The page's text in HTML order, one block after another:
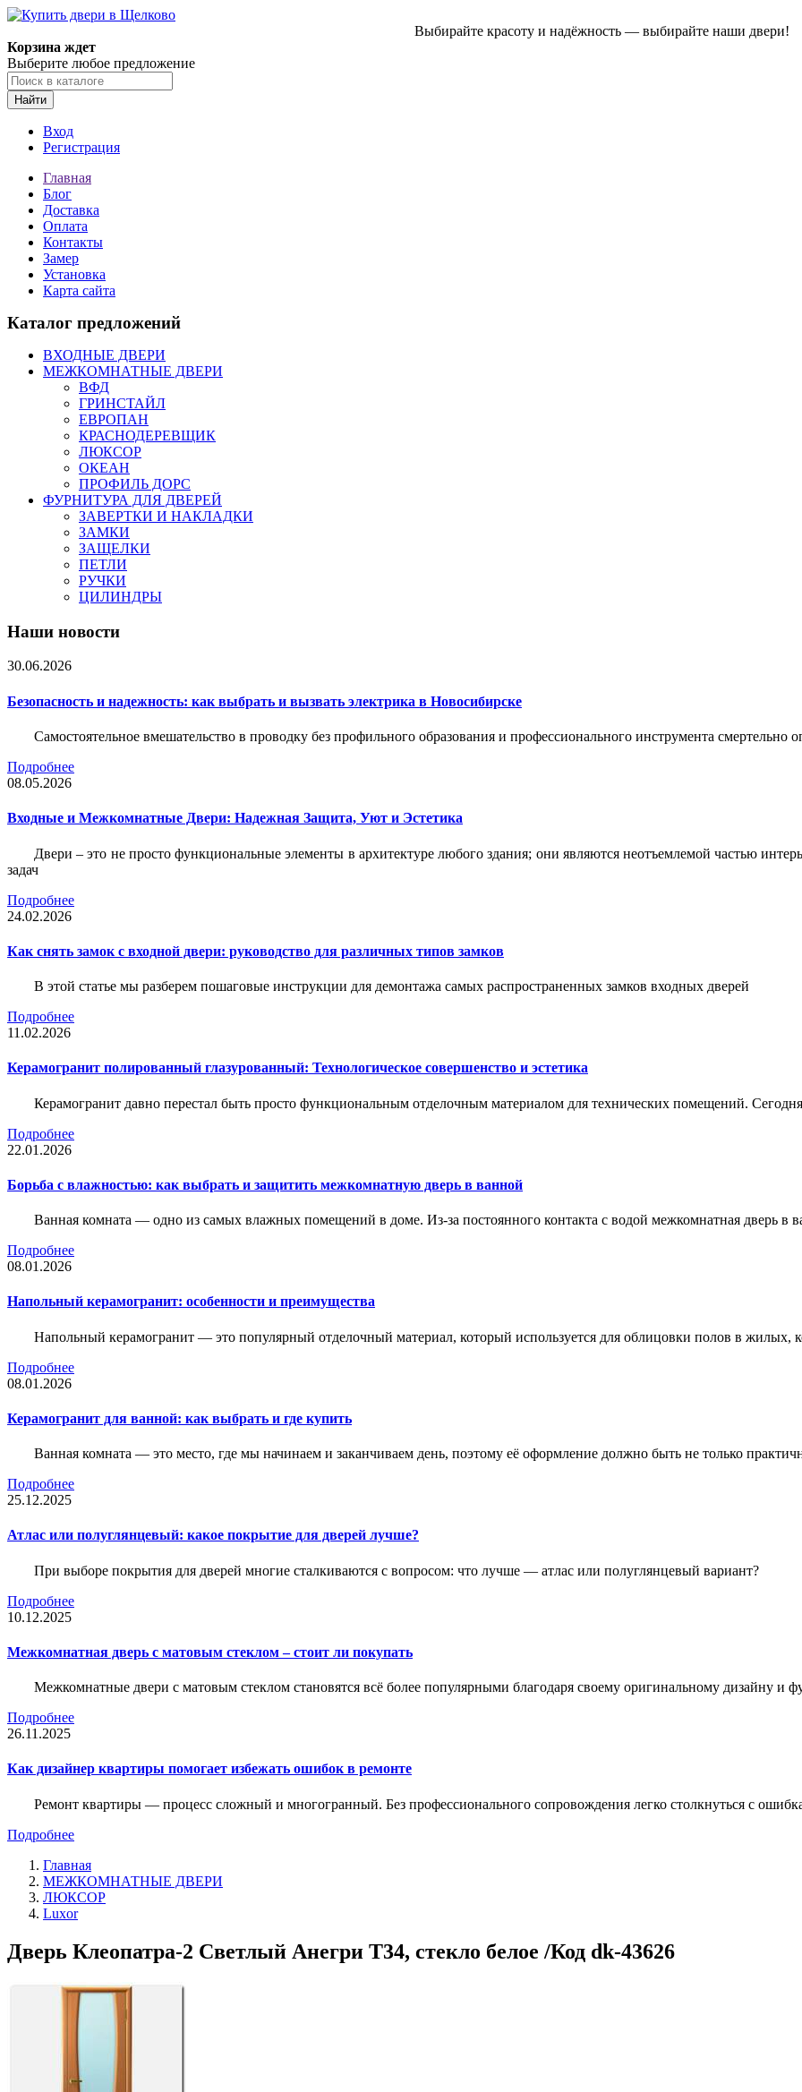
Выбирайте красоту и надёжность — выбирайте наши двери!
Корзина ждет
Выберите любое предложение
Найти
Вход
Регистрация
Главная
Блог
Доставка
Оплата
Контакты
Замер
Установка
Карта сайта
Каталог предложений
ВХОДНЫЕ ДВЕРИ
МЕЖКОМНАТНЫЕ ДВЕРИ
ВФД
ГРИНСТАЙЛ
ЕВРОПАН
КРАСНОДЕРЕВЩИК
ЛЮКСОР
ОКЕАН
ПРОФИЛЬ ДОРС
ФУРНИТУРА ДЛЯ ДВЕРЕЙ
ЗАВЕРТКИ И НАКЛАДКИ
ЗАМКИ
ЗАЩЕЛКИ
ПЕТЛИ
РУЧКИ
ЦИЛИНДРЫ
Наши новости
30.06.2026
Безопасность и надежность: как выбрать и вызвать электрика в Новосибирске
Самостоятельное вмешательство в проводку без профильного образования и профессионального инструмента смертельно
Подробнее
08.05.2026
Входные и Межкомнатные Двери: Надежная Защита, Уют и Эстетика
Двери – это не просто функциональные элементы в архитектуре любого здания; они являются неотъемлемой частью
задач
Подробнее
24.02.2026
Как снять замок с входной двери: руководство для различных типов замков
В этой статье мы разберем пошаговые инструкции для демонтажа самых распространенных замков входных дверей
Подробнее
11.02.2026
Керамогранит полированный глазурованный: Технологическое совершенство и эстетика
Керамогранит давно перестал быть просто функциональным отделочным материалом для технических помещений.
Подробнее
22.01.2026
Борьба с влажностью: как выбрать и защитить межкомнатную дверь в ванной
Ванная комната — одно из самых влажных помещений в доме. Из-за постоянного контакта с водой межкомнатная дверь в
Подробнее
08.01.2026
Напольный керамогранит: особенности и преимущества
Напольный керамогранит — это популярный отделочный материал, который используется для облицовки полов в
Подробнее
08.01.2026
Керамогранит для ванной: как выбрать и где купить
Ванная комната — это место, где мы начинаем и заканчиваем день, поэтому её оформление должно быть не только
Подробнее
25.12.2025
Атлас или полуглянцевый: какое покрытие для дверей лучше?
При выборе покрытия для дверей многие сталкиваются с вопросом: что лучше — атлас или полуглянцевый вариант?
Подробнее
10.12.2025
Межкомнатная дверь с матовым стеклом – стоит ли покупать
Межкомнатные двери с матовым стеклом становятся всё более популярными благодаря своему оригинальному дизайну и
Подробнее
26.11.2025
Как дизайнер квартиры помогает избежать ошибок в ремонте
Ремонт квартиры — процесс сложный и многогранный. Без профессионального сопровождения легко столкнуться с
Подробнее
Главная
МЕЖКОМНАТНЫЕ ДВЕРИ
ЛЮКСОР
Luxor
Дверь Клеопатра-2 Светлый Анегри Т34, стекло белое /Код dk-43626